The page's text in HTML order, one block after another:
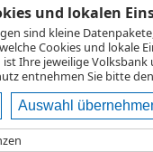
und lokalen
sind kleine
Cookies und lokale
Ihre jeweilige Volksbank
entnehmen Sie bitte
Auswahl